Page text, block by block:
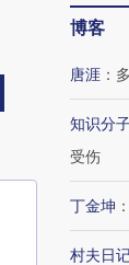
博客
唐涯 ：
知识分
受伤
丁金坤 ：
村夫日